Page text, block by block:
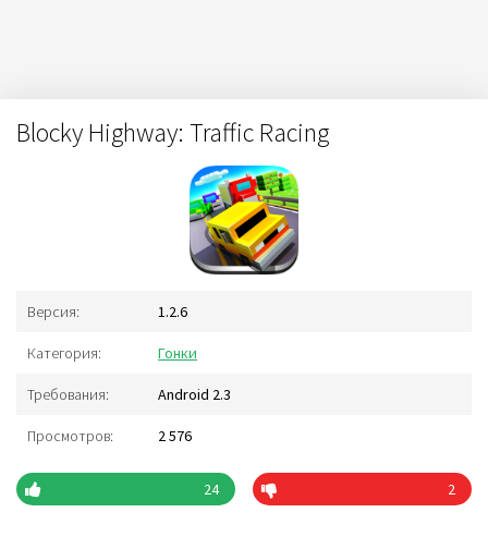
Blocky Highway: Traffic Racing
Версия: 1.2.6
Категория: Гонки
Требования: Android 2.3
Просмотров: 2 576
24 2